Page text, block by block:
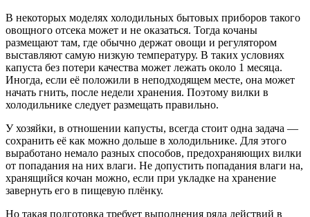
В некоторых моделях холодильных бытовых приборов такого
овощного отсека может и не оказаться. Тогда кочаны
размещают там, где обычно держат овощи и регулятором
выставляют самую низкую температуру. В таких условиях
капуста без потери качества может лежать около 1 месяца.
Иногда, если её положили в неподходящем месте, она может
начать гнить, после недели хранения. Поэтому вилки в
холодильнике следует размещать правильно.
У хозяйки, в отношении капусты, всегда стоит одна задача —
сохранить её как можно дольше в холодильнике. Для этого
выработано немало разных способов, предохраняющих вилки
от попадания на них влаги. Не допустить попадания влаги на,
хранящийся кочан можно, если при укладке на хранение
завернуть его в пищевую плёнку.
Но такая подготовка требует выполнения ряда действий в